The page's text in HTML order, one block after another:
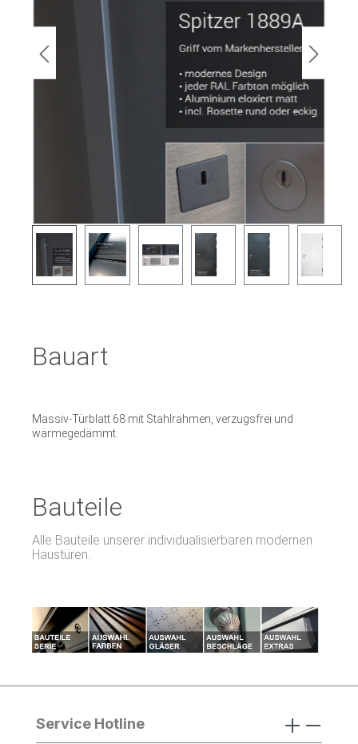
Bauart
Massiv-Türblatt 68 mit Stahlrahmen, verzugsfrei und
wärmegedämmt.
Bauteile
Alle Bauteile unserer individualisierbaren modernen
Haustüren.
Service Hotline